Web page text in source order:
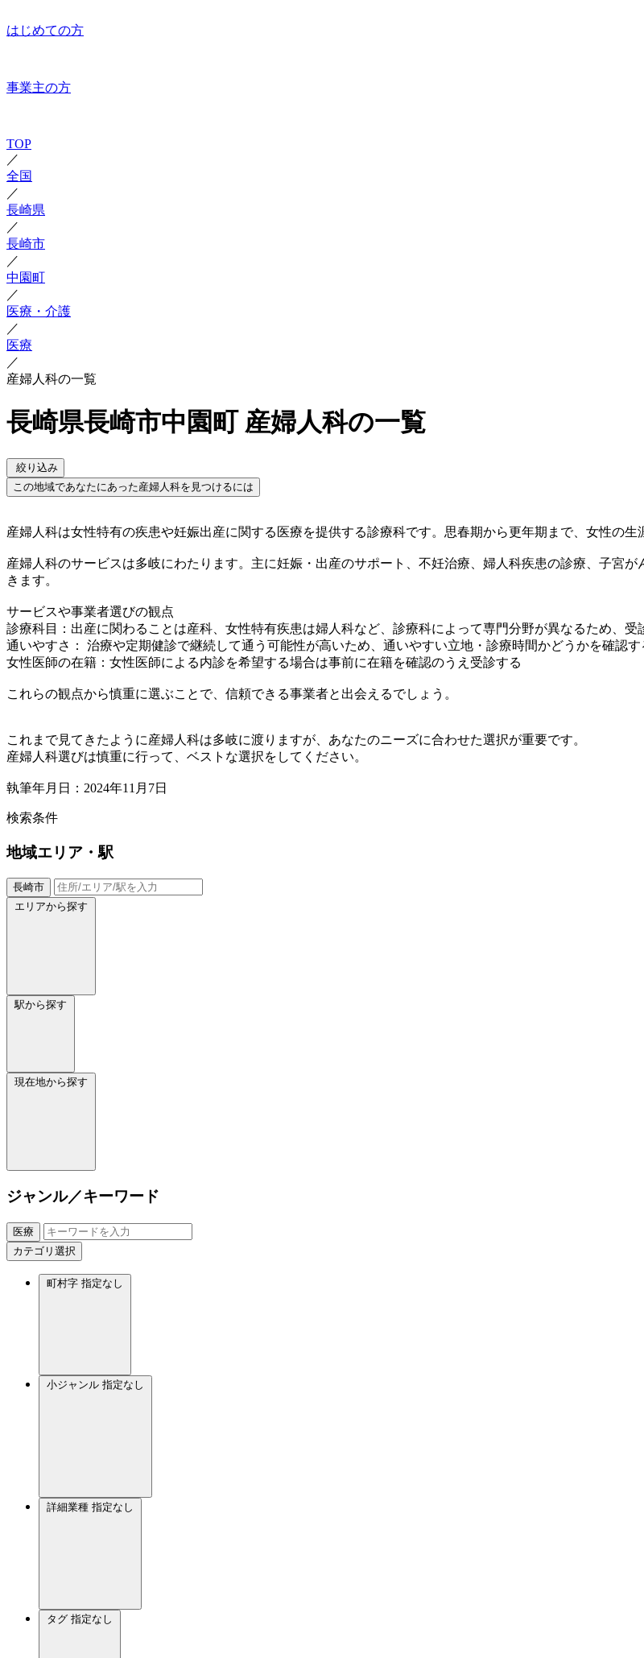
はじめての方
事業主の方
TOP
／
全国
／
長崎県
／
長崎市
／
中園町
／
医療・介護
／
医療
／
産婦人科の一覧
長崎県長崎市中園町 産婦人科の一覧
絞り込み
この地域であなたにあった産婦人科を見つけるには
産婦人科は女性特有の疾患や妊娠出産に関する医療を提供する診療科です。思春期から更年期まで、女性の生
産婦人科のサービスは多岐にわたります。主に妊娠・出産のサポート、不妊治療、婦人科疾患の診療、子宮
きます。
サービスや事業者選びの観点
診療科目：出産に関わることは産科、女性特有疾患は婦人科など、診療科によって専門分野が異なるため、
通いやすさ： 治療や定期健診で継続して通う可能性が高いため、通いやすい立地・診療時間かどうかを確認す
女性医師の在籍：女性医師による内診を希望する場合は事前に在籍を確認のうえ受診する
これらの観点から慎重に選ぶことで、信頼できる事業者と出会えるでしょう。
これまで見てきたように産婦人科は多岐に渡りますが、あなたのニーズに合わせた選択が重要です。
産婦人科選びは慎重に行って、ベストな選択をしてください。
執筆年月日：2024年11月7日
検索条件
地域エリア・駅
長崎市
エリアから探す
駅から探す
現在地から探す
ジャンル／キーワード
医療
カテゴリ選択
町村字 指定なし
小ジャンル 指定なし
詳細業種 指定なし
タグ 指定なし